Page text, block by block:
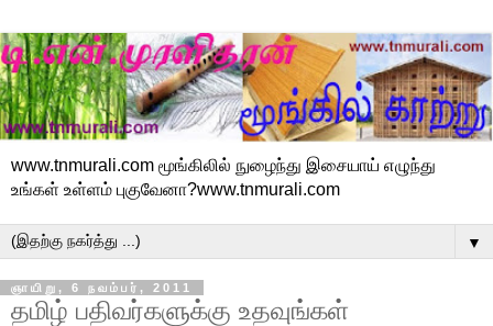
www.tnmurali.com மூங்கிலில் நுழைந்து இசையாய் எழுந்து
உங்கள் உள்ளம் புகுவேனா?www.tnmurali.com
▼
ஞாயிறு, 6 நவம்பர், 2011
தமிழ் பதிவர்களுக்கு உதவுங்கள்